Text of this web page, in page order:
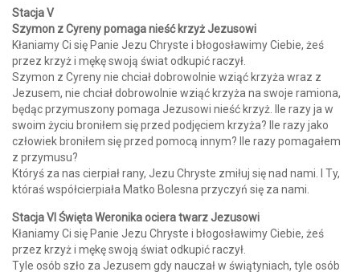
Stacja V
Szymon z Cyreny pomaga nieść krzyż Jezusowi
Kłaniamy Ci się Panie Jezu Chryste i błogosławimy Ciebie, żeś
przez krzyż i mękę swoją świat odkupić raczył.
Szymon z Cyreny nie chciał dobrowolnie wziąć krzyża wraz z
Jezusem, nie chciał dobrowolnie wziąć krzyża na swoje ramiona,
będąc przymuszony pomaga Jezusowi nieść krzyż. Ile razy ja w
swoim życiu broniłem się przed podjęciem krzyża? Ile razy jako
człowiek broniłem się przed pomocą innym? Ile razy pomagałem
z przymusu?
Któryś za nas cierpiał rany, Jezu Chryste zmiłuj się nad nami. I Ty,
któraś współcierpiała Matko Bolesna przyczyń się za nami.
Stacja VI Święta Weronika ociera twarz Jezusowi
Kłaniamy Ci się Panie Jezu Chryste i błogosławimy Ciebie, żeś
przez krzyż i mękę swoją świat odkupić raczył.
Tyle osób szło za Jezusem gdy nauczał w świątyniach, tyle osób